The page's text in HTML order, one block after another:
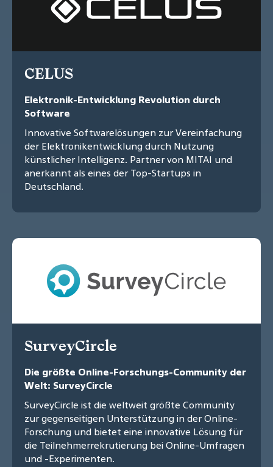
CELUS
Elektronik-Entwicklung Revolution durch
Software
Innovative Softwarelösungen zur Vereinfachung
der Elektronikentwicklung durch Nutzung
künstlicher Intelligenz. Partner von MITAI und
anerkannt als eines der Top-Startups in
Deutschland.
SurveyCircle
Die größte Online-Forschungs-Community der
Welt: SurveyCircle
SurveyCircle ist die weltweit größte Community
zur gegenseitigen Unterstützung in der Online-
Forschung und bietet eine innovative Lösung für
die Teilnehmerrekrutierung bei Online-Umfragen
und -Experimenten.